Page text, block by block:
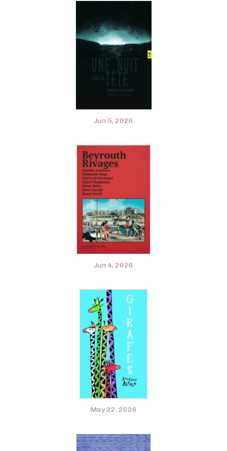
Jun 5, 2026
Jun 4, 2026
May 22, 2026